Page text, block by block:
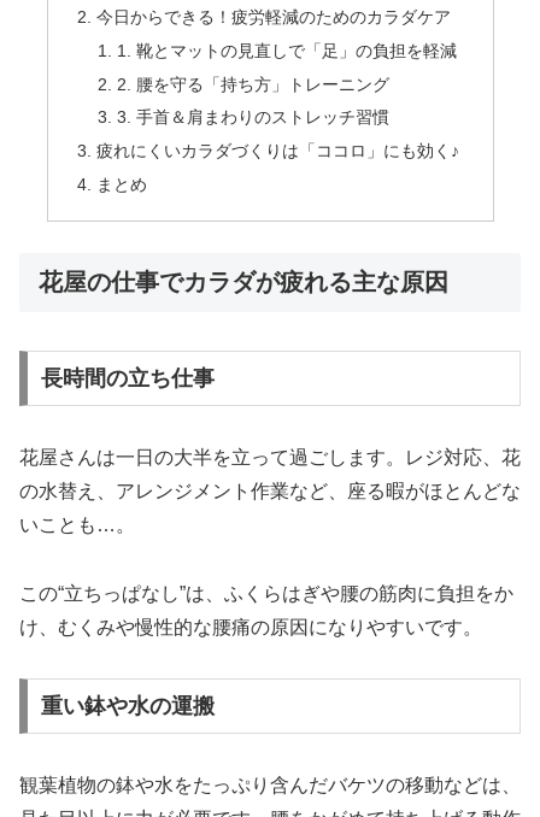
今日からできる！疲労軽減のためのカラダケア
1. 靴とマットの見直しで「足」の負担を軽減
2. 腰を守る「持ち方」トレーニング
3. 手首＆肩まわりのストレッチ習慣
疲れにくいカラダづくりは「ココロ」にも効く♪
まとめ
花屋の仕事でカラダが疲れる主な原因
長時間の立ち仕事
花屋さんは一日の大半を立って過ごします。レジ対応、花
の水替え、アレンジメント作業など、座る暇がほとんどな
いことも…。
この“立ちっぱなし”は、ふくらはぎや腰の筋肉に負担をか
け、むくみや慢性的な腰痛の原因になりやすいです。
重い鉢や水の運搬
観葉植物の鉢や水をたっぷり含んだバケツの移動などは、